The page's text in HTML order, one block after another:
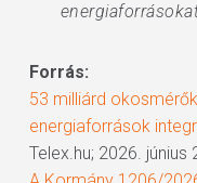
Forrás:
53 milliárd
energiaforrások
Telex.hu; 2026. június